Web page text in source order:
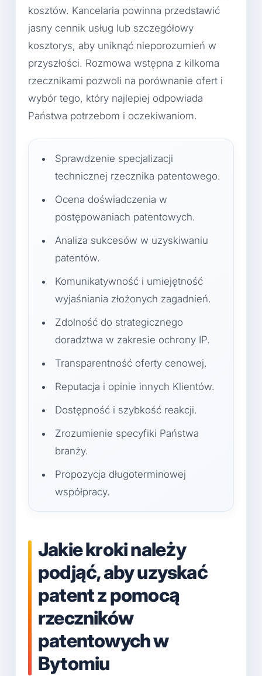
kosztów. Kancelaria powinna przedstawić
jasny cennik usług lub szczegółowy
kosztorys, aby uniknąć nieporozumień w
przyszłości. Rozmowa wstępna z kilkoma
rzecznikami pozwoli na porównanie ofert i
wybór tego, który najlepiej odpowiada
Państwa potrzebom i oczekiwaniom.
Sprawdzenie specjalizacji
technicznej rzecznika patentowego.
Ocena doświadczenia w
postępowaniach patentowych.
Analiza sukcesów w uzyskiwaniu
patentów.
Komunikatywność i umiejętność
wyjaśniania złożonych zagadnień.
Zdolność do strategicznego
doradztwa w zakresie ochrony IP.
Transparentność oferty cenowej.
Reputacja i opinie innych Klientów.
Dostępność i szybkość reakcji.
Zrozumienie specyfiki Państwa
branży.
Propozycja długoterminowej
współpracy.
Jakie kroki należy
podjąć, aby uzyskać
patent z pomocą
rzeczników
patentowych w
Bytomiu